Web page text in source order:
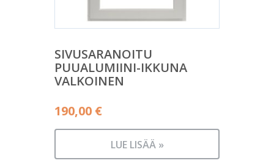
SIVUSARANOITU
PUUALUMIINI-IKKUNA
VALKOINEN
190,00 €
LUE LISÄÄ »